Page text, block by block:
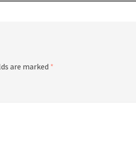
are marked *